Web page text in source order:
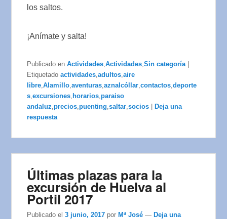
los saltos.
¡Anímate y salta!
Publicado en Actividades,Actividades,Sin categoría
Etiquetado actividades,adultos,aire
libre,Alamillo,aventuras,aznalcóllar,contactos,deporte
s,excursiones, horarios,paraiso
andaluz,precios,puenting,saltar,socios
Deja una
respuesta
Últimas plazas para la
excursión de Huelva al
Portil 2017
Publicado el3 junio, 2017 por Mª José — Deja una